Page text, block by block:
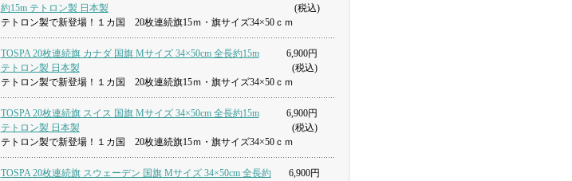
約15m テトロン製 日本製
(税込)
テトロン製で新登場！１カ国 20枚連続旗15ｍ・旗サイズ34×50ｃｍ
TOSPA 20枚連続旗 カナダ 国旗 Mサイズ 34×50cm 全長約15m
テトロン製 日本製
6,900円
(税込)
テトロン製で新登場！１カ国 20枚連続旗15ｍ・旗サイズ34×50ｃｍ
TOSPA 20枚連続旗 スイス 国旗 Mサイズ 34×50cm 全長約15m
テトロン製 日本製
6,900円
(税込)
テトロン製で新登場！１カ国 20枚連続旗15ｍ・旗サイズ34×50ｃｍ
TOSPA 20枚連続旗 スウェーデン 国旗 Mサイズ 34×50cm 全長約
6,900円